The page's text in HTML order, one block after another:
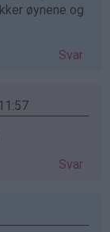
øynene og
Svar
Svar